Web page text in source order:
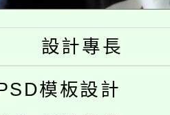
設計專長
模板設計